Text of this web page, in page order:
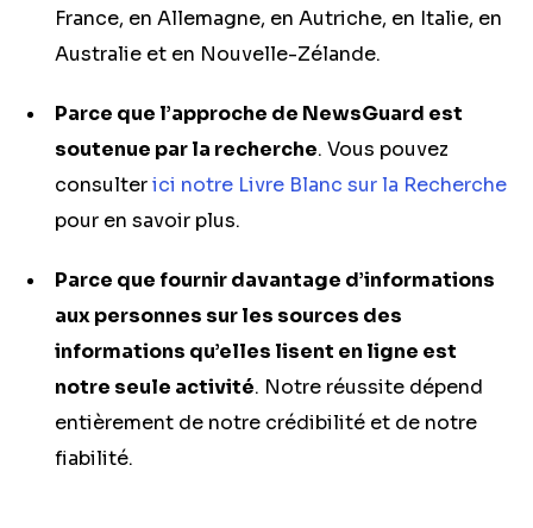
France, en Allemagne, en Autriche, en Italie, en
Australie et en Nouvelle-Zélande.
Parce que l’approche de NewsGuard est
soutenue par la recherche. Vous pouvez
consulterici notre Livre Blanc sur la Recherche
pour en savoir plus.
Parce que fournir davantage d’informations
aux personnes sur les sources des
informations qu’elles lisent en ligne est
notre seule activité. Notre réussite dépend
entièrement de notre crédibilité et de notre
fiabilité.